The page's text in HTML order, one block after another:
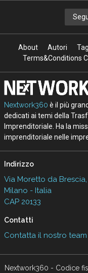
About Autori
Terms&Conditions
Nextwork360 è il più
dedicati ai temi della
Imprenditoriale. Ha la
imprenditoriale nelle
Indirizzo
Via Moretto da Brescia,
Milano - Italia
CAP 20133
Contatti
Contatta il nostro
Nextwork360 - Codice